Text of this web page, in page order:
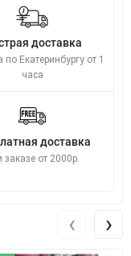
доставка
по Екатеринбургу от 1
часа
доставка
заказе от 2000р.
‹ ›